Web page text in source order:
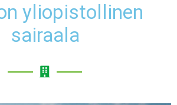
yliopistollinen
sairaala